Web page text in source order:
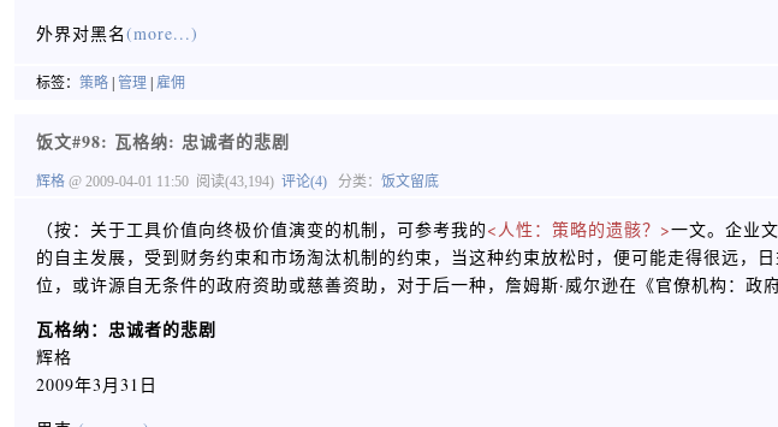
外界对黑名(more...)
标签： 策略 管理 雇佣
饭文#98: 瓦格纳: 忠诚者的悲剧
辉格 @ 2009-04-01 11:50 阅读(43,194) 评论(4) 分类： 饭文留底
（按：关于工具价值向终极价值演变的机制，可参考我的<人性：策略的遗骸？>一文。企业
的自主发展，受到财务约束和市场淘汰机制的约束，当这种约束放松时，便可能走得很远，
位，或许源自无条件的政府资助或慈善资助，对于后一种，詹姆斯·威尔逊在《官僚机构：政
瓦格纳：忠诚者的悲剧
辉格
2009年3月31日